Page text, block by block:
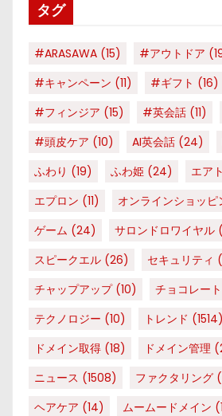
ータグ
#ARASAWA (15) #アウトドア
#キャンペーン (11) #ギフト (16)
#フィンジア (15) #英会話 (11)
#頭皮ケア (10) AI英会話 (24)
ふわり (19) ふわ姫 (24) エア
エプロン (11) オンラインショッピ
ゲーム (24) サロンドロワイヤル
スピークエル (26) セキュリティ
チャップアップ(10) チョコレート
テクノロジー (10) トレンド (1514)
ドメイン取得 (18) ドメイン管理
ニュース (1508) ファクタリング
ヘアケア (14) ムームードメイン